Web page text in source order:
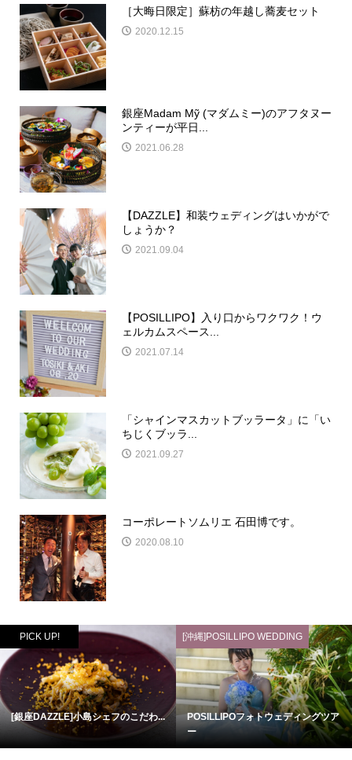
［大晦日限定］蘇枋の年越し蕎麦セット
2020.12.15
銀座Madam Mỹ (マダムミー)のアフタヌー
ンティーが平日...
2021.06.28
【DAZZLE】和装ウェディングはいかがで
しょうか？
2021.09.04
【POSILLIPO】入り口からワクワク！ウ
ェルカムスペース...
2021.07.14
「シャインマスカットブッラータ」に「い
ちじくブッラ...
2021.09.27
コーポレートソムリエ 石田博です。
2020.08.10
PICK UP!
[銀座DAZZLE]小島シェフのこだわ...
[沖縄]POSILLIPO WEDDING
POSILLIPOフォトウェディングツア
ー